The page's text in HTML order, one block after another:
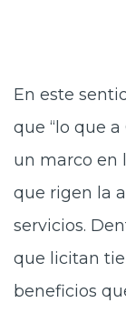
En este
que “lo que
un marco en
que rigen la
servicios.
que licitan
beneficios